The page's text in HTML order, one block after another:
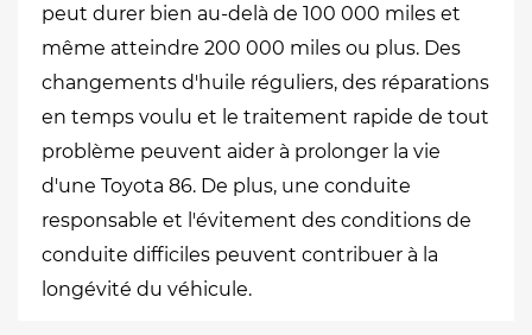
peut durer bien au-delà de 100 000 miles et
même atteindre 200 000 miles ou plus. Des
changements d'huile réguliers, des réparations
en temps voulu et le traitement rapide de tout
problème peuvent aider à prolonger la vie
d'une Toyota 86. De plus, une conduite
responsable et l'évitement des conditions de
conduite difficiles peuvent contribuer à la
longévité du véhicule.